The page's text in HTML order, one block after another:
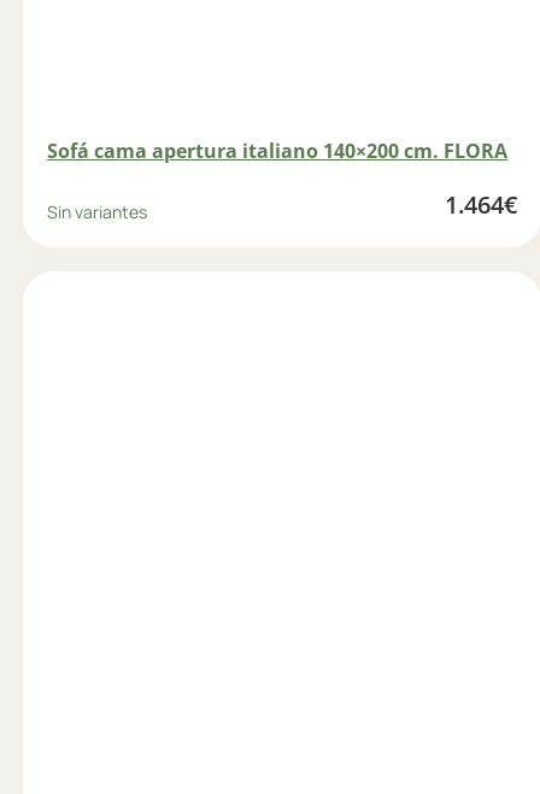
Sofá cama apertura italiano 140×200 cm. FLORA
Sin variantes 1.464€